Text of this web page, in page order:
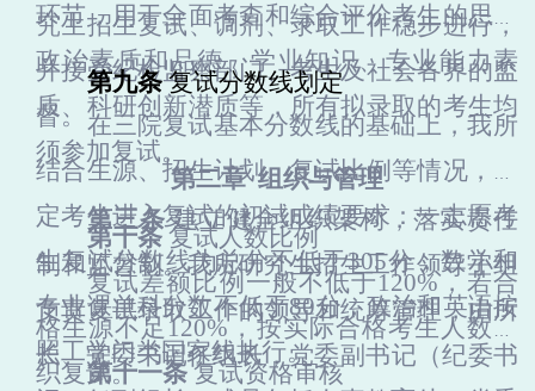
究生招生复试、调剂、录取工作稳步进行，
并接受纪检监察部门、考生及社会各界的监
督。
第二章 组织与管理
第三条 建立健全组织架构，落实责任
制和监督制。我所研究生招生工作领导小组
负责复试录取工作的领导和统筹管理，由所
长、党委书记任组长，党委副书记（纪委书
环节，用于全面考查和综合评价考生的思想
政治素质和品德、学业知识、专业能力素
质、科研创新潜质等，所有拟录取的考生均
须参加复试。
第九条 复试分数线划定
在三院复试基本分数线的基础上，我所
结合生源、招生计划、复试比例等情况，确
定考生进入复试的初试成绩要求 ：一志愿考
生复试分数线为总分不低于305分，数学和
专业课单科分数不低于80分，政治和英语按
照工学门类国家线执行。
第十条 复试人数比例
复试差额比例一般不低于120%，若合
格生源不足120%，按实际合格考生人数组
织复试。第十一条 复试资格审核